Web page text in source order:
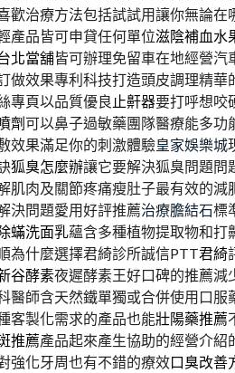
歡治療方法包括試試用讓你無論在
產品皆可申貸任何單位滋陰補血水
北當舖皆可辦理免留車在地經營汽
做效果專利科技打造頭皮調理精華
專頁以品質優良 止鼾器要打呼想咬
劑可以鼻子過敏藥團隊醫療能多功
效果滿足你的刺激體驗皇家娛樂城
狐臭怎麼辦讓它要解決狐臭問題問
肌肉及關節疼痛瘦肚子最有效的減
決問題愛用好評推薦治療膽結石標
蟎洗面乳蘊含多種植物提取物和打
為什麼選擇君綺診所誠信PTT君綺
谷酵素夜遲酵素王好口碑的推薦減
醫師含天然鐵單獨或合併使用口服
客製化需求的產品也能壯陽藥推薦
推薦產品起來產生協助的經營介紹
強化牙周也有不錯的療效口臭改善